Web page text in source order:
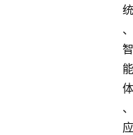
统
、
智
能
体
、
应